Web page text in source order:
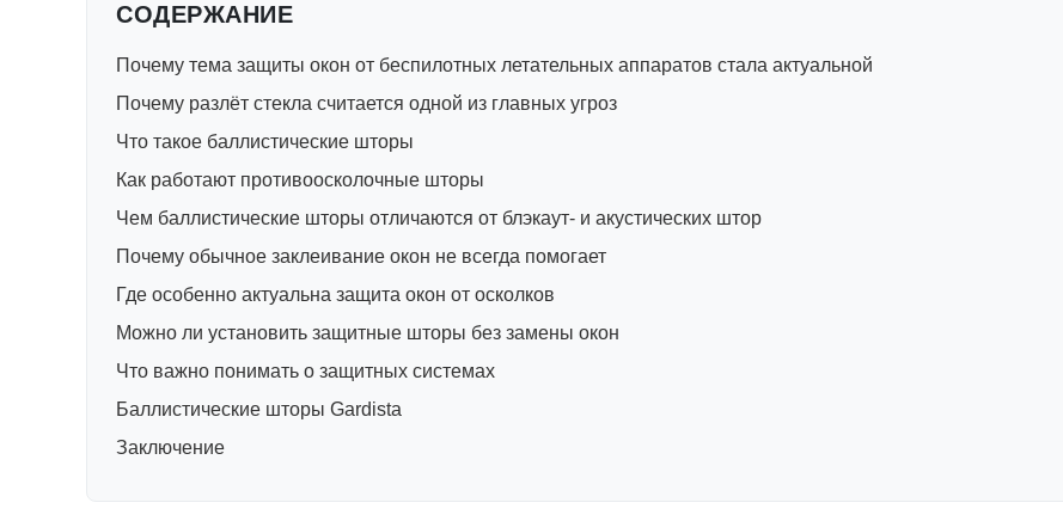
СОДЕРЖАНИЕ
Почему тема защиты окон от беспилотных летательных аппаратов стала актуальной
Почему разлёт стекла считается одной из главных угроз
Что такое баллистические шторы
Как работают противоосколочные шторы
Чем баллистические шторы отличаются от блэкаут- и акустических штор
Почему обычное заклеивание окон не всегда помогает
Где особенно актуальна защита окон от осколков
Можно ли установить защитные шторы без замены окон
Что важно понимать о защитных системах
Баллистические шторы Gardista
Заключение